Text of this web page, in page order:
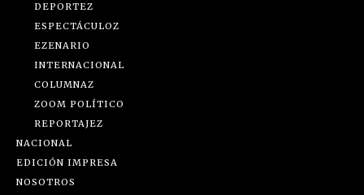
DEPORTEZ
ESPECTÁCULOZ
EZENARIO
INTERNACIONAL
COLUMNAZ
ZOOM POLÍTICO
REPORTAJEZ
NACIONAL
EDICIÓN IMPRESA
NOSOTROS